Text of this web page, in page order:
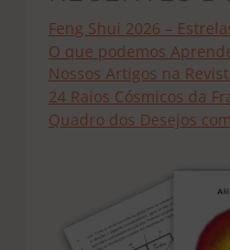
Feng Shui 2026 –
O que podemos
Nossos Artigos na
24 Raios Cósmicos da
Quadro dos Desejos